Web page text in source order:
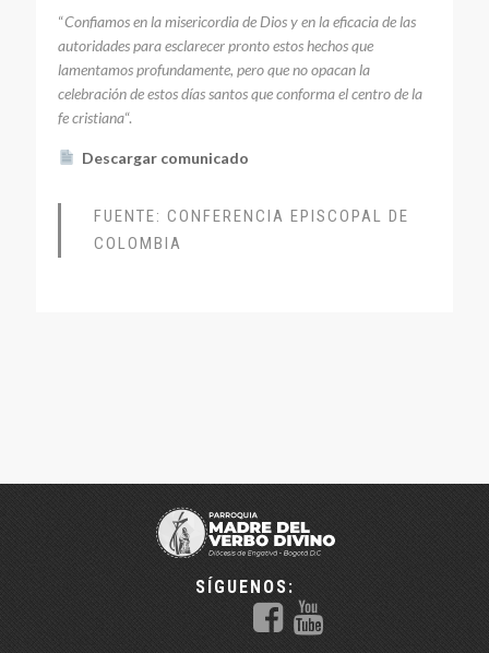
“Confiamos en la misericordia de Dios y en la eficacia de las
autoridades para esclarecer pronto estos hechos que
lamentamos profundamente, pero que no opacan la
celebración de estos días santos que conforma el centro de la
fe cristiana“.
Descargar comunicado
FUENTE: CONFERENCIA EPISCOPAL DE
COLOMBIA
SÍGUENOS: